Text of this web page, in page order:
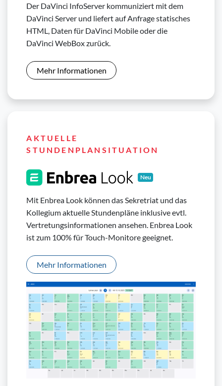
Der DaVinci InfoServer kommuniziert mit dem
DaVinci Server und liefert auf Anfrage statisches
HTML, Daten für DaVinci Mobile oder die
DaVinci WebBox zurück.
Mehr Informationen
AKTUELLE
STUNDENPLANSITUATION
Neu
Mit Enbrea Look können das Sekretriat und das
Kollegium aktuelle Stundenpläne inklusive evtl.
Vertretungsinformationen ansehen. Enbrea Look
ist zum 100% für Touch-Monitore geeignet.
Mehr Informationen